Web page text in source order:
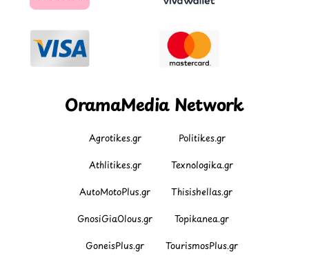
OramaMedia Network
Agrotikes.gr Politikes.gr
Athlitikes.gr Texnologika.gr
AutoMotoPlus.gr Thisishellas.gr
GnosiGiaOlous.gr Topikanea.gr
GoneisPlus.gr TourismosPlus.gr